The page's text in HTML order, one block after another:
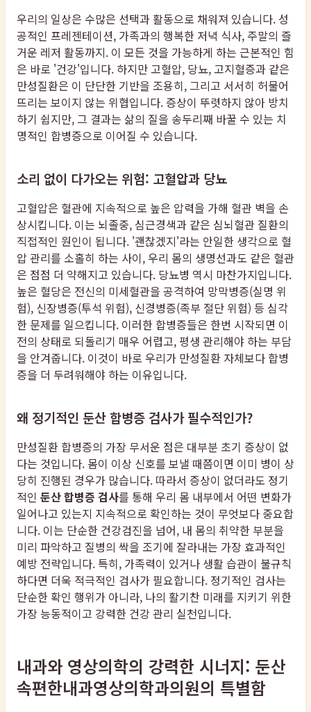
우리의 일상은 수많은 선택과 활동으로 채워져 있습니다. 성
공적인 프레젠테이션, 가족과의 행복한 저녁 식사, 주말의 즐
거운 레저 활동까지. 이 모든 것을 가능하게 하는 근본적인 힘
은 바로 '건강'입니다. 하지만 고혈압, 당뇨, 고지혈증과 같은
만성질환은 이 단단한 기반을 조용히, 그리고 서서히 허물어
뜨리는 보이지 않는 위협입니다. 증상이 뚜렷하지 않아 방치
하기 쉽지만, 그 결과는 삶의 질을 송두리째 바꿀 수 있는 치
명적인 합병증으로 이어질 수 있습니다.
소리 없이 다가오는 위험: 고혈압과 당뇨
고혈압은 혈관에 지속적으로 높은 압력을 가해 혈관 벽을 손
상시킵니다. 이는 뇌졸중, 심근경색과 같은 심뇌혈관 질환의
직접적인 원인이 됩니다. '괜찮겠지'라는 안일한 생각으로 혈
압 관리를 소홀히 하는 사이, 우리 몸의 생명선과도 같은 혈관
은 점점 더 약해지고 있습니다. 당뇨병 역시 마찬가지입니다.
높은 혈당은 전신의 미세혈관을 공격하여 망막병증(실명 위
험), 신장병증(투석 위험), 신경병증(족부 절단 위험) 등 심각
한 문제를 일으킵니다. 이러한 합병증들은 한번 시작되면 이
전의 상태로 되돌리기 매우 어렵고, 평생 관리해야 하는 부담
을 안겨줍니다. 이것이 바로 우리가 만성질환 자체보다 합병
증을 더 두려워해야 하는 이유입니다.
왜 정기적인 둔산 합병증 검사가 필수적인가?
만성질환 합병증의 가장 무서운 점은 대부분 초기 증상이 없
다는 것입니다. 몸이 이상 신호를 보낼 때쯤이면 이미 병이 상
당히 진행된 경우가 많습니다. 따라서 증상이 없더라도 정기
적인 둔산 합병증 검사를 통해 우리 몸 내부에서 어떤 변화가
일어나고 있는지 지속적으로 확인하는 것이 무엇보다 중요합
니다. 이는 단순한 건강검진을 넘어, 내 몸의 취약한 부분을
미리 파악하고 질병의 싹을 조기에 잘라내는 가장 효과적인
예방 전략입니다. 특히, 가족력이 있거나 생활 습관이 불규칙
하다면 더욱 적극적인 검사가 필요합니다. 정기적인 검사는
단순한 확인 행위가 아니라, 나의 활기찬 미래를 지키기 위한
가장 능동적이고 강력한 건강 관리 실천입니다.
내과와 영상의학의 강력한 시너지: 둔산
속편한내과영상의학과의원의 특별함